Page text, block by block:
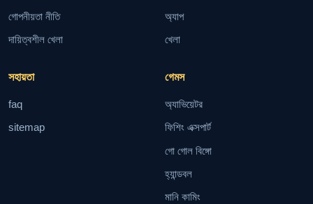
গোপনীয়তা নীতি
দায়িত্বশীল খেলা
অ্যাপ
খেলা
সহায়তা
faq
sitemap
গেমস
অ্যাভিয়েটর
ফিশিং এক্সপার্ট
গো গোল বিঙ্গো
হ্যান্ডবল
মানি কামিং